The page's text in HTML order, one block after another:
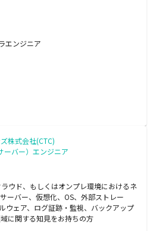
エンジニア
株式会社(CTC)
ーバー）エンジニア
ウド、もしくはオンプレ環境におけるネ
ーバー、仮想化、OS、外部ストレー
ウェア、ログ証跡・監視、バックアップ
に関する知見をお持ちの方